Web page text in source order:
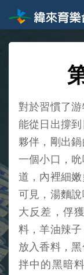
對於習慣了
能從日出撐
夥伴，剛出
一個小口，
道，內裡細
可見，湯麵
大反差，俘
料，羊油辣
放入香料，
拌中的黑暗